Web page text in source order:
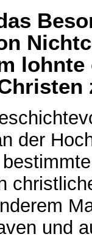
lohnte
der
und